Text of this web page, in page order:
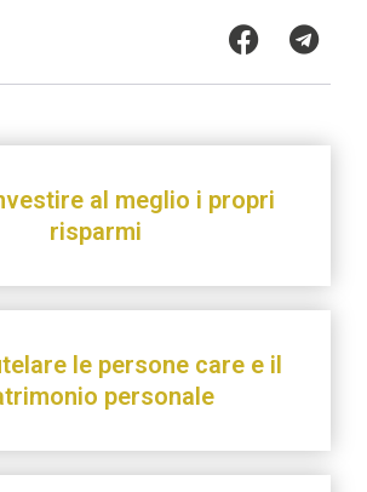
al meglio i propri
risparmi
le persone care e il
personale